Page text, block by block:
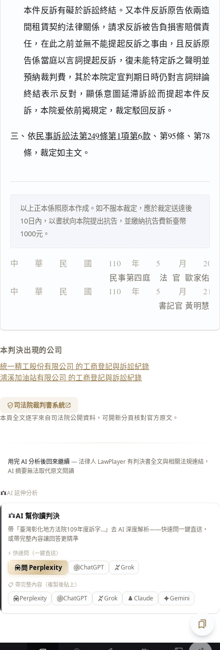
本件反訴有礙於訴訟終結。又本件反訴原告依兩造
間租賃契約法律關係，請求反訴被告負損害賠償責
任，在此之前並無不能提起反訴之事由，且反訴原
告係當庭以言詞提起反訴，復未能特定訴之聲明並
預納裁判費，其於本院定宣判期日時仍對言詞辯論
終結表示反對，顯係意圖延滯訴訟而提起本件反
訴，本院爰依前揭規定，裁定駁回反訴。
三、依民事訴訟法第249條第1項第6款 、第95條、第78
條，裁定如主文。
以上正本係照原本作成。如不服本裁定，應於裁定送達後
10日內，以書狀向本院提出抗告，並繳納抗告費新臺幣
1000元。
中　　華　　民　　國　　110 　年　　5 　　月　　20
                  民事第四庭    法  官  歐家佑
中　　華　　民　　國　　110 　年　　5 　　月　　21
                                 書記官 黃明慧
本判決出現的公司
統一精工股份有限公司 的工商登記與訴訟紀錄
鴻溪加油站有限公司 的工商登記與訴訟紀錄
司法院裁判書系統
本頁全文逐字來自司法院公開資料，可開新分頁核對官方原文。
用完 AI 分析後回來繼續— 法律人 LawPlayer 有判決書全文與相關法規連結，
AI 摘要無法取代原文閱讀
AI 延伸分析
AI 幫你讀判決
帶「臺灣彰化地方法院109年度訴字…」去 AI 深度解析——快速問一鍵直送，
或帶完整內容讓回答更精準
⚡ 快速問（一鍵直送）
問 Perplexity ChatGPT Grok
📋 帶完整內容（複製後貼上）
Perplexity ChatGPT Grok Claude Gemini
閱讀 研究
搜尋本
由
鍵
複
全
文
複製給 AI
去換行複製
匯出 PDF
精美列印
匯